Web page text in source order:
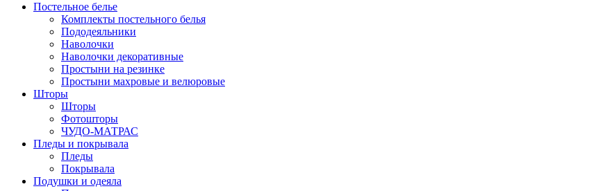
Постельное белье
Комплекты постельного белья
Пододеяльники
Наволочки
Наволочки декоративные
Простыни на резинке
Простыни махровые и велюровые
Шторы
Шторы
Фотошторы
ЧУДО-МАТРАС
Пледы и покрывала
Пледы
Покрывала
Подушки и одеяла